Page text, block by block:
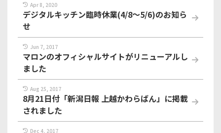
Apr 8, 2020
デジタルキッチン臨時休業(4/8～5/6)のお知ら
せ
Jun 7, 2017
マロンのオフィシャルサイトがリニューアルし
ました
Aug 25, 2017
8月21日付「新潟日報 上越かわらばん」に掲載
されました
Dec 4, 2017